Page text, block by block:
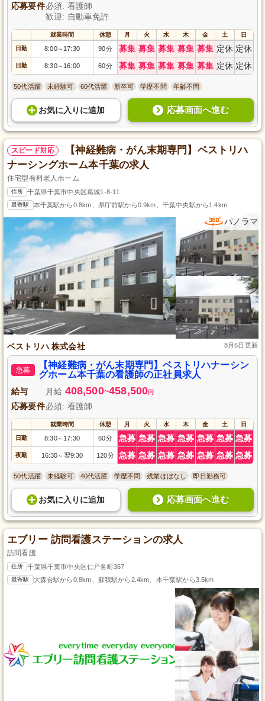
応募要件必須: 看護師
歓迎: 自動車免許
就業時間 休憩 月 火 水 木 金 土 日
日勤 8:00～ 17:30 90分 募集 募集 募集 募集 募集 定休 定休
日勤 8:30～ 16:00 60分 募集 募集 募集 募集 募集 定休 定休
50代活躍 未経験可 60代活躍 新卒可 学歴不問 年齢不問
お気に入り に追加 応募画面へ進む
スピード対応
【神経難病・がん末期専門】ベストリハ
ナーシングホーム本千葉の求人
住宅型有料老人ホーム
住所 千葉県千葉市中央区葛城1-8-11
最寄駅 本千葉駅から0.8km、県庁前駅から0.9km、千葉中央駅から1.4km
パノラマ
ベストリハ 株式会社 8月6日更新
急募
【神経難病・がん末期専門】ベストリハナーシン
グホーム本千葉の看護師の正社員求人
給与 月給 408,500~458,500円
応募要件必須: 看護師
就業時間 休憩 月 火 水 木 金 土 日
日勤 8:30～ 17:30 60分 急募 急募 急募 急募 急募 急募 急募
夜勤 16:30～ 翌9:30 120分 急募 急募 急募 急募 急募 急募 急募
50代活躍 未経験可 40代活躍 学歴不問 残業ほぼなし 即日勤務可
お気に入り に追加 応募画面へ進む
エブリー 訪問看護ステーションの求人
訪問看護
住所 千葉県千葉市中央区仁戸名町367
最寄駅 大森台駅から0.8km、蘇我駅から2.4km、本千葉駅から3.5km